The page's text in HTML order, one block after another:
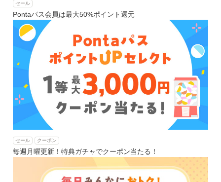
セール
Pontaパス会員は最大50%ポイント還元
セール クーポン
毎週月曜更新！特典ガチャでクーポン当たる！